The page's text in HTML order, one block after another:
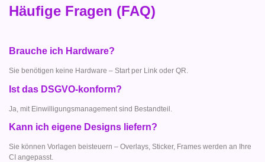
Häufige Fragen (FAQ)
Brauche ich Hardware?
Sie benötigen keine Hardware – Start per Link oder QR.
Ist das DSGVO-konform?
Ja, mit Einwilligungsmanagement sind Bestandteil.
Kann ich eigene Designs liefern?
Sie können Vorlagen beisteuern – Overlays, Sticker, Frames werden an Ihre
CI angepasst.